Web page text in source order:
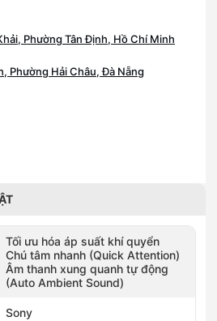
Phường Tân Định, Hồ Chí Minh
Phường Hải Châu, Đà Nẵng
Tối ưu hóa áp suất khí quyển
Chú tâm nhanh (Quick Attention)
Âm thanh xung quanh tự động
(Auto Ambient Sound)
Sony